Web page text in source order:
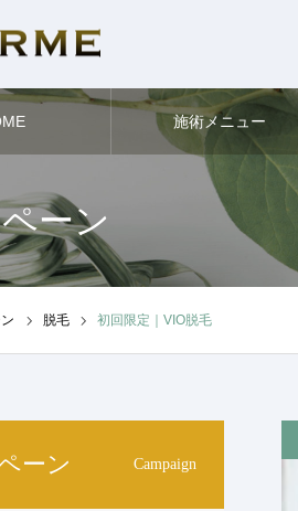
施術メニュー
ーン
脱毛 初回限定｜VIO脱毛
ーン Campaign